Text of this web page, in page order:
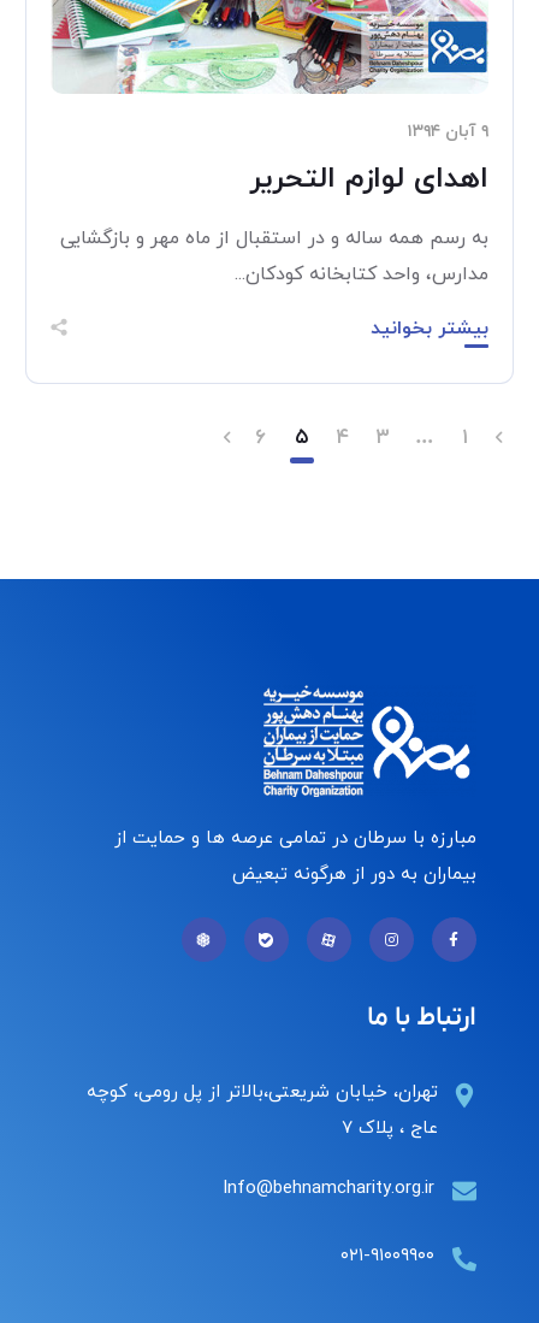
۹ آبان ۱۳۹۴
اهدای لوازم التحریر
به رسم همه ساله و در استقبال از ماه مهر و بازگشایی
مدارس، واحد کتابخانه کودکان...
بیشتر بخوانید
۱ … ۳ ۴ ۵ ۶
مبارزه با سرطان در تمامی عرصه ها و حمایت از
بیماران به دور از هرگونه تبعیض
ارتباط با ما
تهران، خیابان شریعتی،بالاتر از پل رومی، کوچه
عاج ، پلاک ۷
Info@behnamcharity.org.ir
۰۲۱-۹۱۰۰۹۹۰۰